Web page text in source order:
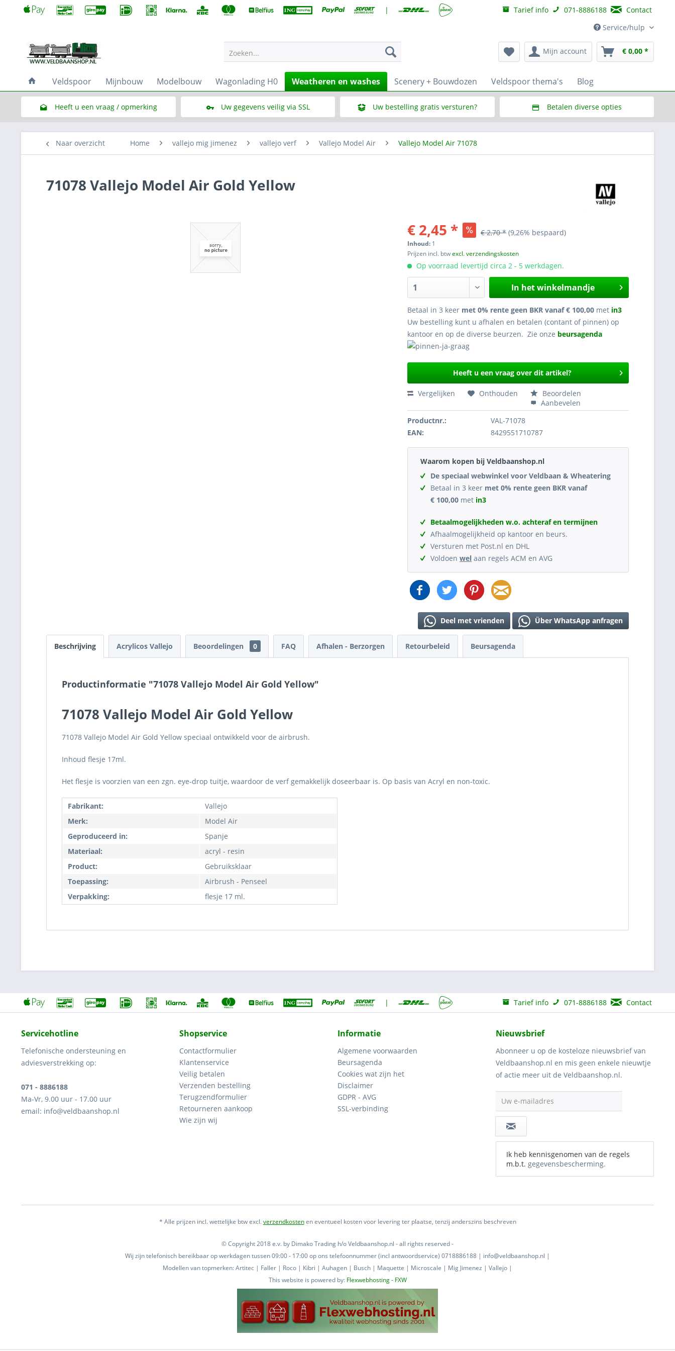
| Tarief info 071-8886188
Contact
Service/hulp
Zoeken... Mijn account € 0,00 *
Veldspoor Mijnbouw Modelbouw Wagonlading H0 Weatheren en washes Scenery + Bouwdozen Veldspoor thema's Blog
Heeft u een vraag / opmerking Uw gegevens veilig via SSL Uw bestelling gratis versturen? Betalen diverse opties
Naar overzicht
Home vallejo mig jimenez vallejo verf Vallejo Model Air Vallejo Model Air 71078
71078 Vallejo Model Air Gold Yellow
€ 2,45 * € 2,70 * (9,26% bespaard)
Inhoud: 1
Prijzen incl. btwexcl. verzendingskosten
Op voorraad levertijd circa 2 - 5 werkdagen.
In het winkelmandje
Betaal in 3 keer met 0% rente geen BKR vanaf € 100,00 met in3
Uw bestelling kunt u afhalen en betalen (contant of pinnen) op
kantoor en op de diverse beurzen. Zie onze beursagenda
Heeft u een vraag over dit artikel?
Vergelijken Onthouden
Beoordelen
Aanbevelen
Productnr.:
VAL-71078
EAN:
8429551710787
Waarom kopen bij Veldbaanshop.nl
De speciaal webwinkel voor Veldbaan & Wheatering
Betaal in 3 keer met 0% rente geen BKR vanaf
€ 100,00 met in3
Betaalmogelijkheden w.o. achteraf en termijnen
Afhaalmogelijkheid op kantoor en beurs.
Versturen met Post.nl en DHL
Voldoenwel aan regels ACM en AVG
Deel met vrienden Über WhatsApp anfragen
Beschrijving Acrylicos Vallejo Beoordelingen 0 FAQ Afhalen - Berzorgen Retourbeleid Beursagenda
Productinformatie "71078 Vallejo Model Air Gold Yellow"
71078 Vallejo Model Air Gold Yellow
71078 Vallejo Model Air Gold Yellow speciaal ontwikkeld voor de airbrush.
Inhoud flesje 17ml.
Het flesje is voorzien van een zgn. eye-drop tuitje, waardoor de verf gemakkelijk doseerbaar is. Op basis van Acryl en non-toxic.
Fabrikant:
Vallejo
Merk:
Model Air
Geproduceerd in:
Spanje
Materiaal:
acryl - resin
Product:
Gebruiksklaar
Toepassing:
Airbrush - Penseel
Verpakking:
flesje 17 ml.
| Tarief info 071-8886188 Contact
Servicehotline
Telefonische ondersteuning en
adviesverstrekking op:
071 - 8886188
Ma-Vr, 9.00 uur - 17.00 uur
email: info@veldbaanshop.nl
Shopservice
Contactformulier
Klantenservice
Veilig betalen
Verzenden bestelling
Terugzendformulier
Retourneren aankoop
Wie zijn wij
Informatie
Algemene voorwaarden
Beursagenda
Cookies wat zijn het
Disclaimer
GDPR - AVG
SSL-verbinding
Nieuwsbrief
Abonneer u op de kosteloze nieuwsbrief van
Veldbaanshop.nl en mis geen enkele nieuwtje
of actie meer uit de Veldbaanshop.nl.
Uw e-mailadres
Ik heb kennisgenomen van de regels
m.b.t. gegevensbescherming.
* Alle prijzen incl. wettelijke btw excl.verzendkostenen eventueel kosten voor levering ter plaatse, tenzij anderszins beschreven
© Copyright 2018 e.v. by Dimako Trading h/o Veldbaanshop.nl - all rights reserved -
Wij zijn telefonisch bereikbaar op werkdagen tussen 09:00 - 17:00 op ons telefoonnummer (incl antwoordservice) 0718886188 | info@veldbaanshop.nl |
Modellen van topmerken: Artitec | Faller | Roco | Kibri | Auhagen | Busch | Maquette | Microscale | Mig Jimenez | Vallejo |
This website is powered by: Flexwebhosting - FXW